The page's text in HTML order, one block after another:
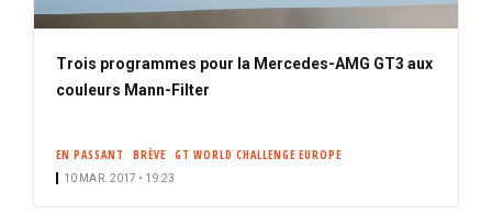
Trois programmes pour la Mercedes-AMG GT3 aux
couleurs Mann-Filter
EN PASSANT BRÈVE GT WORLD CHALLENGE EUROPE
10 MAR. 2017 • 19:23